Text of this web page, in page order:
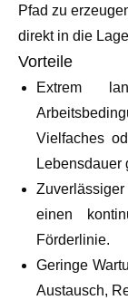
Pfad zu
direkt in die
Vorteile
Extrem
Vielfaches
Lebensdauer
einen
Förderlinie.
Geringe
Austausch,